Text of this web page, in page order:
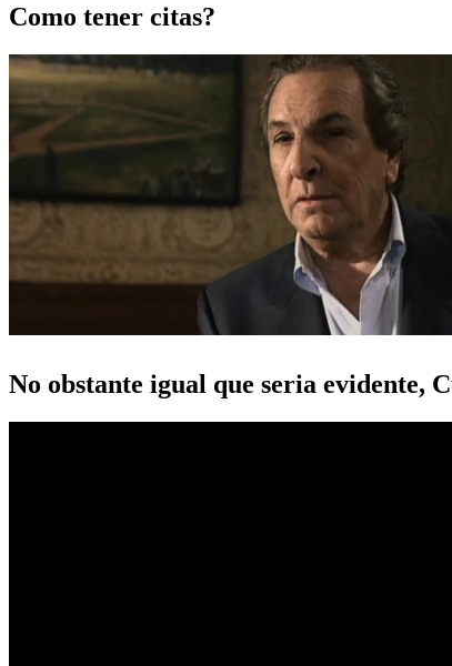
Como tener citas?
No obstante igual que seria evidente,